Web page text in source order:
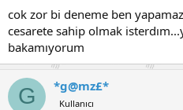
l
a
t
a
n
t
a
r
i
i
cok zor bi deneme ben
cesarete sahip olmak
bakamıyorum
G *g@mz£*
Kullanıcı